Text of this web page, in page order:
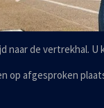
naar de vertrekhal.
op afgesproken